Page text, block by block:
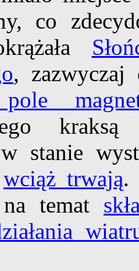
co
, zazwyczaj
w stanie
wciąż trwają.
na temat